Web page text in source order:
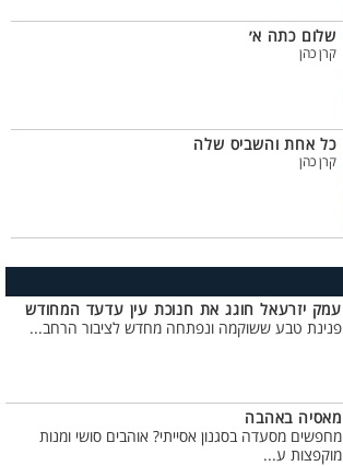
שלום כתה א׳
קרן כהן
כל אחת והשביס שלה
קרן כהן
עמק יזרעאל חוגג את חנוכת עין עדעד המחודש
פנינת טבע ששוקמה ונפתחה מחדש לציבור הרחב...
מאסיה באהבה
מחפשים מסעדה בסגנון אסייתי? אוהבים סושי ומנות
מוקפצות ע...